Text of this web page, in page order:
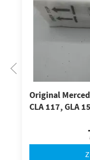
Original
CLA 117, GLA